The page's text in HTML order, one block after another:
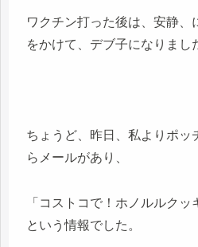
ワクチン打った後は、安静、
をかけて、デブ子になりまし
ちょうど、昨日、私よりポッ
らメールがあり、
「コストコで！ホノルルクッ
という情報でした。